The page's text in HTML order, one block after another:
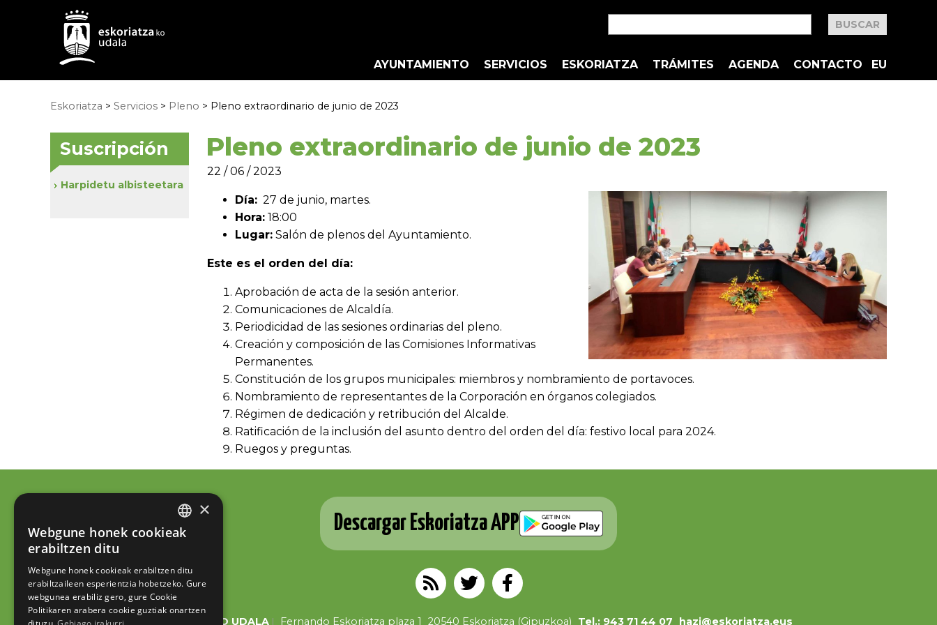
AYUNTAMIENTO SERVICIOS ESKORIATZA TRÁMITES AGENDA CONTACTO EU
Eskoriatza > Servicios > Pleno > Pleno extraordinario de junio de 2023
Pleno extraordinario de junio de 2023
22 / 06 / 2023
Día: 27 de junio, martes.
Hora: 18:00
Lugar: Salón de plenos del Ayuntamiento.
Este es el orden del día:
Aprobación de acta de la sesión anterior.
Comunicaciones de Alcaldía.
Periodicidad de las sesiones ordinarias del pleno.
Creación y composición de las Comisiones Informativas
Permanentes.
Constitución de los grupos municipales: miembros y nombramiento de portavoces.
Nombramiento de representantes de la Corporación en órganos colegiados.
Régimen de dedicación y retribución del Alcalde.
Ratificación de la inclusión del asunto dentro del orden del día: festivo local para 2024.
Ruegos y preguntas.
Suscripción
Harpidetu albisteetara
Descargar Eskoriatza APP
ESKORIATZAKO UDALA Fernando Eskoriatza plaza 1 20540 Eskoriatza (Gipuzkoa) Tel.: 943 71 44 07 hazi@eskoriatza.eus
BASQUE
SPANISH
×
Webgune honek cookieak
erabiltzen ditu
Webgune honek cookieak erabiltzen ditu
erabiltzaileen esperientzia hobetzeko. Gure
webgunea erabiliz gero, gure Cookie
Politikaren arabera cookie guztiak onartzen